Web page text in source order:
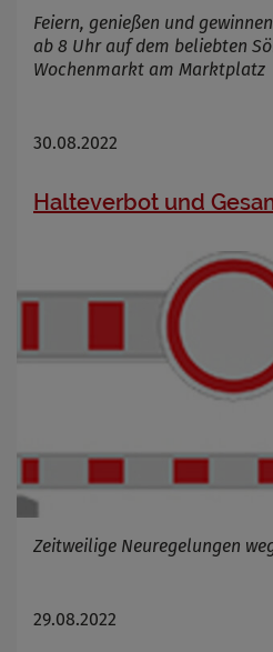
Feiern, genießen und
ab 8 Uhr auf dem beliebten
Wochenmarkt am Marktplatz
30.08.2022
Halteverbot und
Zeitweilige Neuregelungen
29.08.2022